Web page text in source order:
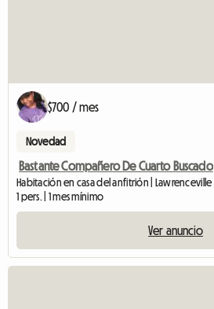
$700 / mes
Novedad
Bastante Compañero De Cuarto Buscado
Habitación en casa del anfitrión | Lawrenceville
1 pers. | 1 mes mínimo
Ver anuncio